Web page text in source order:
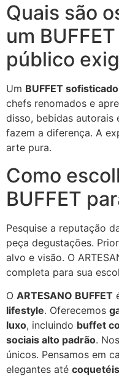
Quais são
um
público
Um BUFFET sofisticado
chefs renomados e
disso, bebidas autorais
fazem a diferença. A
arte pura.
Como
BUFFET
Pesquise a reputação
peça degustações.
alvo e visão. O
completa para sua
O ARTESANO BUFFET
lifestyle. Oferecemos
luxo, incluindo buffet
sociais alto padrão.
únicos. Pensamos em
elegantes até